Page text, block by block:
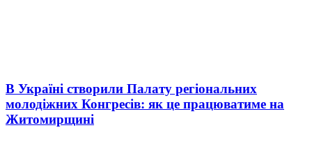
В Україні створили Палату регіональних
молодіжних Конгресів: як це працюватиме на
Житомирщині